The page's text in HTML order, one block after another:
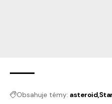
Obsahuje témy: asteroid